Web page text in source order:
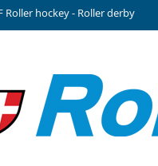
Roller hockey - Roller derby